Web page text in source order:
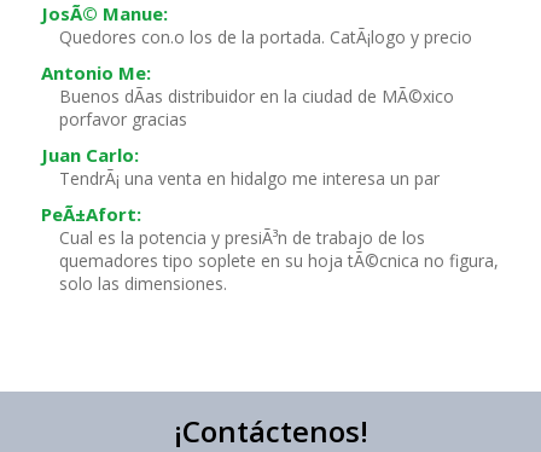
JosÃ© Manue:
Quedores con.o los de la portada. CatÃ¡logo y precio
Antonio Me:
Buenos dÃ­as distribuidor en la ciudad de MÃ©xico
porfavor gracias
Juan Carlo:
TendrÃ¡ una venta en hidalgo me interesa un par
PeÃ±afort:
Cual es la potencia y presiÃ³n de trabajo de los
quemadores tipo soplete en su hoja tÃ©cnica no figura,
solo las dimensiones.
¡Contáctenos!